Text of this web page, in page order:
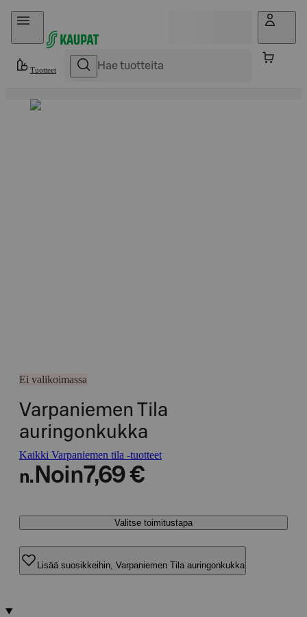
Hyppää sisältöön
Tuotteet
Ei valikoimassa
Varpaniemen Tila
auringonkukka
Kaikki Varpaniemen tila -tuotteet
n. Noin7,69 €
Valitse toimitustapa
Lisää suosikkeihin, Varpaniemen Tila auringonkukka